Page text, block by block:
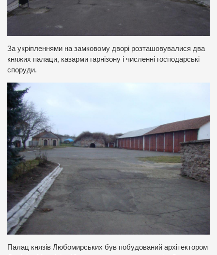
За укріпленнями на замковому дворі розташовувалися два
княжих палаци, казарми гарнізону і численні господарські
споруди.
Палац князів Любомирських був побудований архітектором